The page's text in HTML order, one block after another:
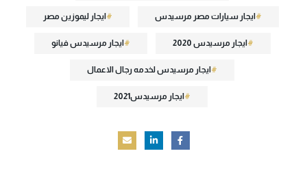
ايجار سيارات مصر مرسيدس ايجار ليموزين مصر
ايجار مرسيدس 2020 ايجار مرسيدس فيانو
ايجار مرسيدس لخدمه رجال الاعمال
ايجار مرسيدس2021